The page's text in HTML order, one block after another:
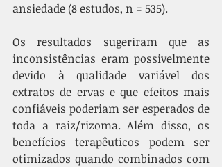
ansiedade (8 estudos, n = 535).
Os resultados sugeriram que as
inconsistências eram possivelmente
devido à qualidade variável dos
extratos de ervas e que efeitos mais
confiáveis poderiam ser esperados de
toda a raiz/rizoma. Além disso, os
benefícios terapêuticos podem ser
otimizados quando combinados com